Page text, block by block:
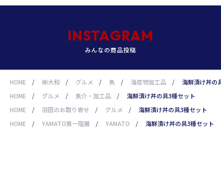
HOME / ㈱大和 / グルメ / 魚 / 海産物加工品 /
海鮮漬け丼の
HOME
/ グルメ / 魚介・加工品 /
海鮮漬け丼の具3種セット
HOME
/ 羽田のお取り寄せ / グルメ /
海鮮漬け丼の具3種セット
HOME
/ YAMATO第一階層 / YAMATO / 海鮮漬け丼の具3種セット
INSTAGRAM
みんなの商品投稿